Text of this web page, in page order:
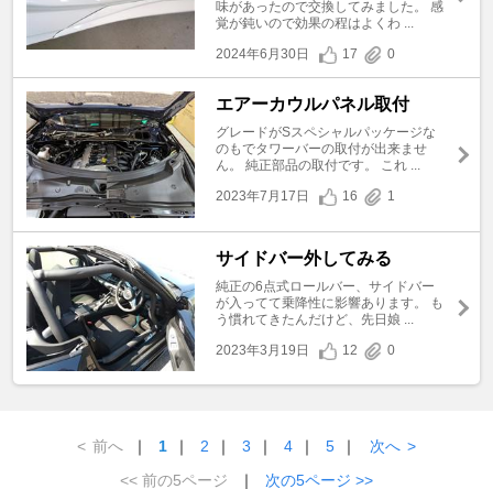
味があったので交換してみました。 感
覚が鈍いので効果の程はよくわ ...
2024年6月30日
17 0
エアーカウルパネル取付
グレードがSスペシャルパッケージな
のもでタワーバーの取付が出来ませ
ん。 純正部品の取付です。 これ ...
2023年7月17日
16 1
サイドバー外してみる
純正の6点式ロールバー、サイドバー
が入ってて乗降性に影響あります。 も
う慣れてきたんだけど、先日娘 ...
2023年3月19日
12 0
< 前へ ｜ 1 ｜ 2 ｜ 3 ｜ 4 ｜ 5 ｜ 次へ >
<< 前の5ページ
｜ 次の5ページ >>